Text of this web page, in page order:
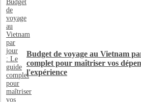
Budget de voyage au Vietnam
complet pour maîtriser vos
l'expérience